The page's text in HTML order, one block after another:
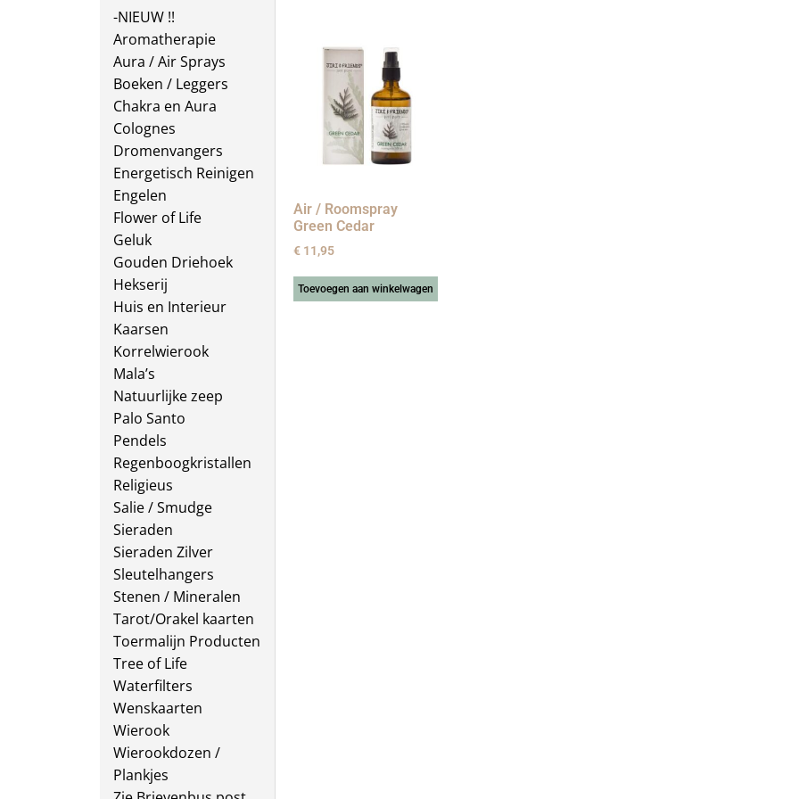
-NIEUW !!
Aromatherapie
Aura / Air Sprays
Boeken / Leggers
Chakra en Aura
Colognes
Dromenvangers
Energetisch Reinigen
Engelen
Flower of Life
Geluk
Gouden Driehoek
Hekserij
Huis en Interieur
Kaarsen
Korrelwierook
Mala’s
Natuurlijke zeep
Palo Santo
Pendels
Regenboogkristallen
Religieus
Salie / Smudge
Sieraden
Sieraden Zilver
Sleutelhangers
Stenen / Mineralen
Tarot/Orakel kaarten
Toermalijn Producten
Tree of Life
Waterfilters
Wenskaarten
Wierook
Wierookdozen /
Plankjes
Air / Roomspray
Green Cedar
€11,95
Toevoegen aan winkelwagen